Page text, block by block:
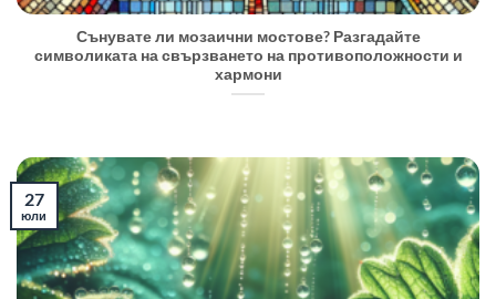
Сънувате ли мозаични мостове? Разгадайте
символиката на свързването на противоположности и
хармони
27
юли